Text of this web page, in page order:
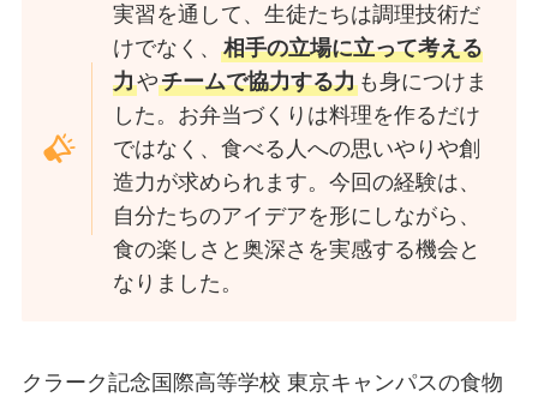
実習を通して、生徒たちは調理技術だ
けでなく、相手の立場に立って考える
力やチームで協力する力 も身につけま
した。お弁当づくりは料理を作るだけ
ではなく、食べる人への思いやりや創
造力が求められます。今回の経験は、
自分たちのアイデアを形にしながら、
食の楽しさと奥深さを実感する機会と
なりました。
クラーク記念国際高等学校 東京キャンパスの食物